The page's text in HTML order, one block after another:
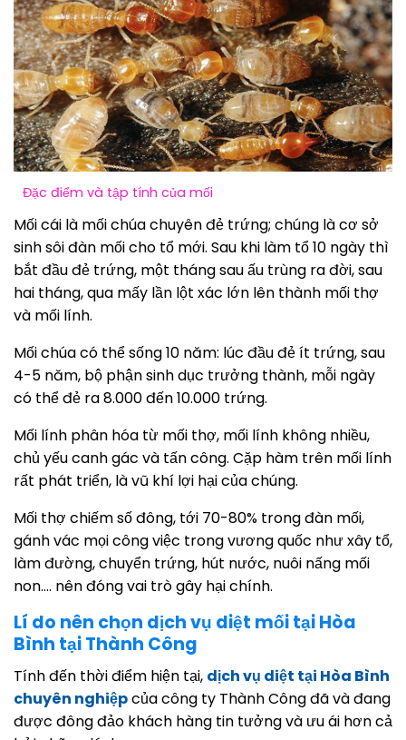
Đặc điểm và tập tính của mối
Mối cái là mối chúa chuyên đẻ trứng; chúng là cơ sở
sinh sôi đàn mối cho tổ mới. Sau khi làm tổ 10 ngày thì
bắt đầu đẻ trứng, một tháng sau ấu trùng ra đời, sau
hai tháng, qua mấy lần lột xác lớn lên thành mối thợ
và mối lính.
Mối chúa có thể sống 10 năm: lúc đầu đẻ ít trứng, sau
4-5 năm, bộ phận sinh dục trưởng thành, mỗi ngày
có thể đẻ ra 8.000 đến 10.000 trứng.
Mối lính phân hóa từ mối thợ, mối lính không nhiều,
chủ yếu canh gác và tấn công. Cặp hàm trên mối lính
rất phát triển, là vũ khí lợi hại của chúng.
Mối thợ chiếm số đông, tới 70-80% trong đàn mối,
gánh vác mọi công việc trong vương quốc như xây tổ,
làm đường, chuyển trứng, hút nước, nuôi nấng mối
non…. nên đóng vai trò gây hại chính.
Lí do nên chọn dịch vụ diệt mối tại Hòa
Bình tại Thành Công
Tính đến thời điểm hiện tại, dịch vụ diệt tại Hòa Bình
chuyên nghiệpcủa công ty Thành Công đã và đang
được đông đảo khách hàng tin tưởng và ưu ái hơn cả